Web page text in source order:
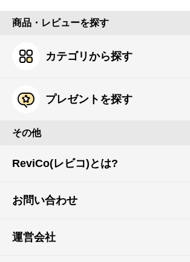
商品・レビューを探す
カテゴリから探す
プレゼントを探す
その他
ReviCo(レビコ)とは?
お問い合わせ
運営会社